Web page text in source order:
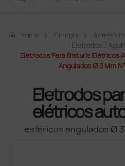
home Home Cirurgia
Eletrodos E
Eletrodos Para Bisturis Elétricos
Angulados Ø 3 Mm
Eletrodos
elétricos
esféricos angulados Ø 3